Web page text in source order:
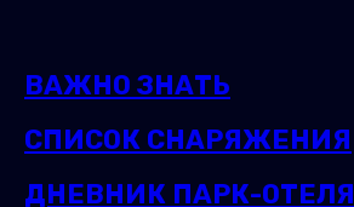
ВАЖНО ЗНАТЬ
СПИСОК СНАРЯЖЕНИЯ
ДНЕВНИК ПАРК-ОТЕЛЯ